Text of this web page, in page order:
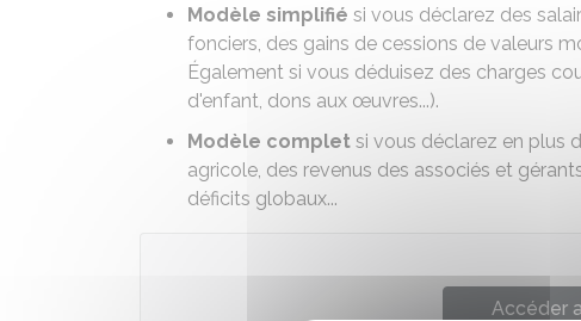
Modèle simplifié si vous déclarez des
fonciers, des gains de cessions de valeurs
Également si vous déduisez des charges
d'enfant, dons aux œuvres...).
Modèle complet si vous déclarez en plus
agricole, des revenus des associés et
déficits globaux...
Accéder